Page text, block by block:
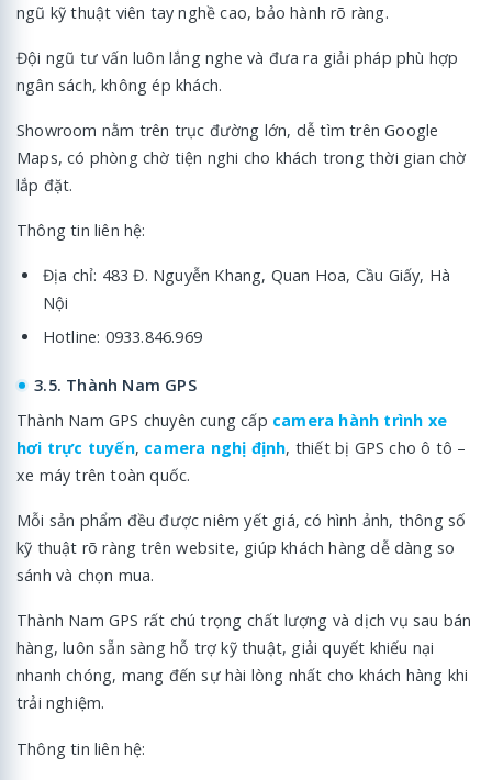
ngũ kỹ thuật viên tay nghề cao, bảo hành rõ ràng.
Đội ngũ tư vấn luôn lắng nghe và đưa ra giải pháp phù hợp
ngân sách, không ép khách.
Showroom nằm trên trục đường lớn, dễ tìm trên Google
Maps, có phòng chờ tiện nghi cho khách trong thời gian chờ
lắp đặt.
Thông tin liên hệ:
Địa chỉ: 483 Đ. Nguyễn Khang, Quan Hoa, Cầu Giấy, Hà
Nội
Hotline: 0933.846.969
3.5. Thành Nam GPS
Thành Nam GPS chuyên cung cấp camera hành trình xe
hơi trực tuyến, camera nghị định, thiết bị GPS cho ô tô –
xe máy trên toàn quốc.
Mỗi sản phẩm đều được niêm yết giá, có hình ảnh, thông số
kỹ thuật rõ ràng trên website, giúp khách hàng dễ dàng so
sánh và chọn mua.
Thành Nam GPS rất chú trọng chất lượng và dịch vụ sau bán
hàng, luôn sẵn sàng hỗ trợ kỹ thuật, giải quyết khiếu nại
nhanh chóng, mang đến sự hài lòng nhất cho khách hàng khi
trải nghiệm.
Thông tin liên hệ: